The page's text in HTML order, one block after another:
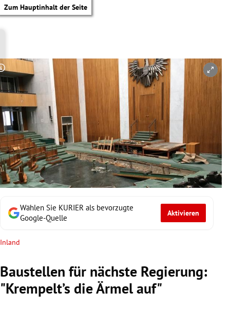
Zum Hauptinhalt der Seite
Untermenü
Untermenü
Untermenü
Untermenü
Wählen Sie KURIER als bevorzugte
Google-Quelle
Aktivieren
Inland
Baustellen für nächste Regierung:
"Krempelt’s die Ärmel auf"
Copyright-Hinweis öffnen/schließen